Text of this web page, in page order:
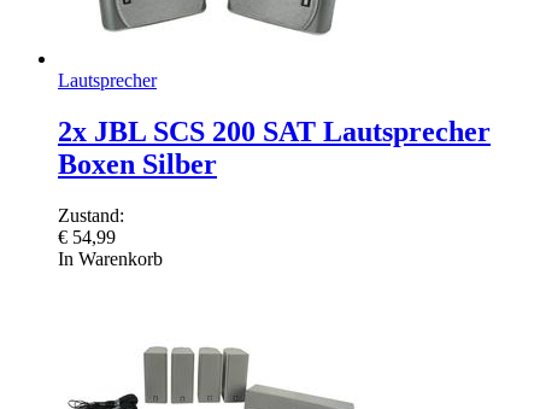
Lautsprecher
2x JBL SCS 200 SAT Lautsprecher
Boxen Silber
Zustand:
€ 54,99
In Warenkorb